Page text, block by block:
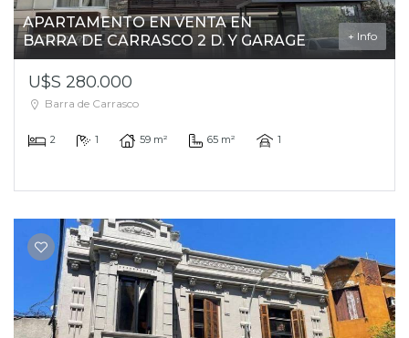
APARTAMENTO EN VENTA EN
BARRA DE CARRASCO 2 D. Y GARAGE
+ Info
U$S 280.000
Barra de Carrasco
2 1 59 m² 65 m² 1